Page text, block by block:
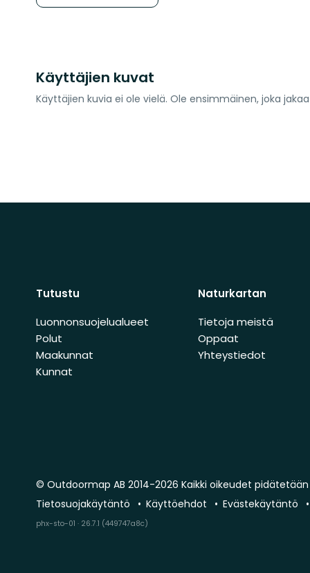
Käyttäjien kuvat
Käyttäjien kuvia ei ole vielä. Ole ensimmäinen, joka
Tutustu
Luonnonsuojelualueet
Polut
Maakunnat
Kunnat
Naturkartan
Tietoja meistä
Oppaat
Yhteystiedot
© Outdoormap AB 2014-2026 Kaikki oikeudet pidätetään
Tietosuojakäytäntö
Käyttöehdot Evästekäytäntö
phx-sto-01 · 26.7.1 (449747a8c)